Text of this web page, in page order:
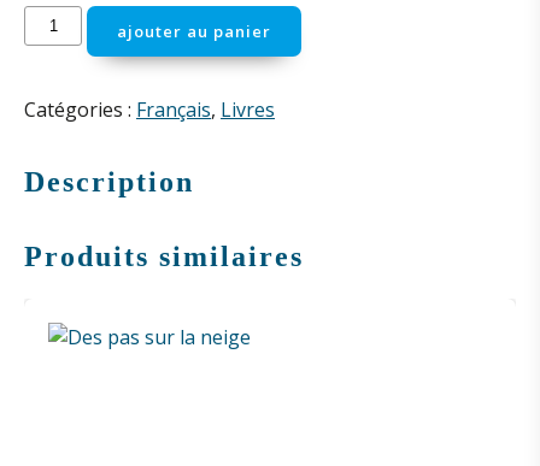
quantité
de
l'intimité
Dieu
ajouter au panier
Catégories : Français, Livres
Description
Produits similaires